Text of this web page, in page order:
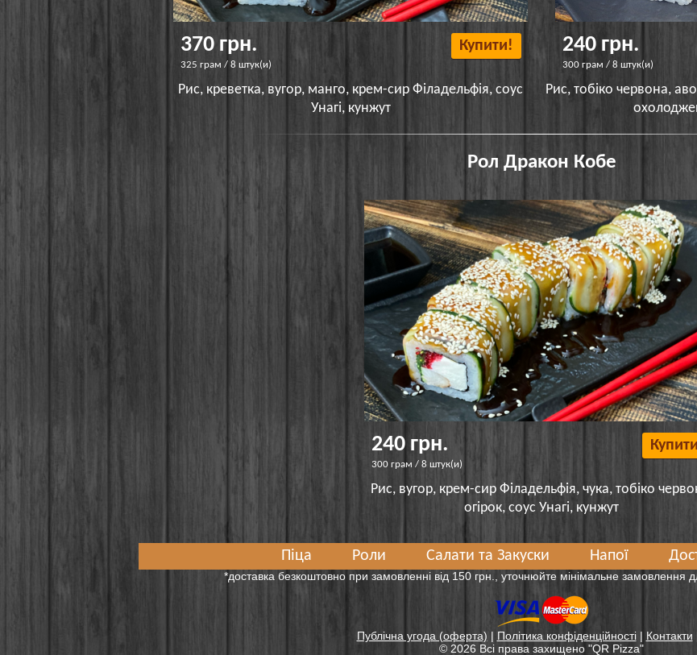
370 грн.
325 грам / 8 штук(и)
Купити!
Рис, креветка, вугор, манго, крем-сир Філадельфія, соус
Унагі, кунжут
240 грн.
300 грам / 8 штук(и)
Рис, тобіко червона,
Рол Дракон Кобе
240 грн.
300 грам / 8 штук(и)
Рис, вугор, крем-сир Філадельфія, чука, тобіко
огірок, соус Унагі, кунжут
Піца Роли Салати та Закуски Напої
*доставка безкоштовно при замовленні від 150 грн., уточнюйте мінімальне замовлення
Публічна угода (оферта) | Політика конфіденційності| Контакти
© 2026 Всі права захищенo "QR Pizza"